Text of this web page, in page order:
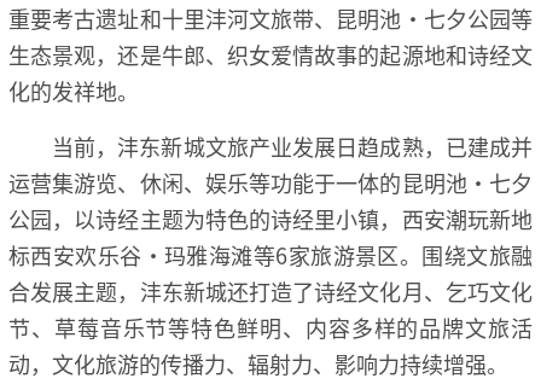
重要考古遗址和十里沣河文旅带、昆明池·七夕公园等
生态景观，还是牛郎、织女爱情故事的起源地和诗经文
化的发祥地。
当前，沣东新城文旅产业发展日趋成熟，已建成并
运营集游览、休闲、娱乐等功能于一体的昆明池·七夕
公园，以诗经主题为特色的诗经里小镇，西安潮玩新地
标西安欢乐谷·玛雅海滩等6家旅游景区。围绕文旅融
合发展主题，沣东新城还打造了诗经文化月、乞巧文化
节、草莓音乐节等特色鲜明、内容多样的品牌文旅活
动，文化旅游的传播力、辐射力、影响力持续增强。